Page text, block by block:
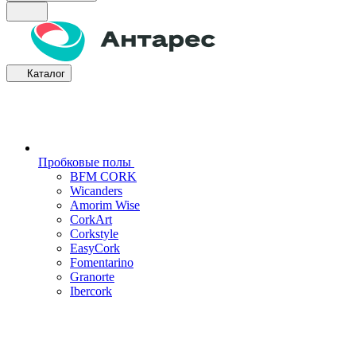
Каталог
Пробковые полы
BFM CORK
Wicanders
Amorim Wise
CorkArt
Corkstyle
EasyCork
Fomentarino
Granorte
Ibercork